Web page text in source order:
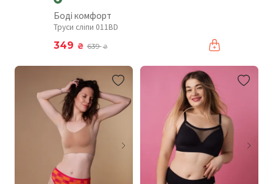
Боді комфорт
Труси сліпи 011BD
349 ₴ 639₴